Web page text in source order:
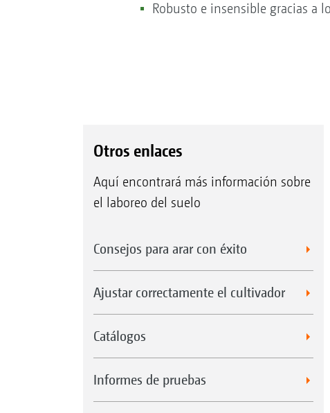
Robusto e insensible gracias a
Otros enlaces
Aquí encontrará más información sobre
el laboreo del suelo
Consejos para arar con éxito
Ajustar correctamente el cultivador
Catálogos
Informes de pruebas